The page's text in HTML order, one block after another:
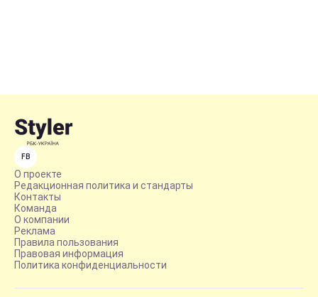
FB
О проекте
Редакционная политика и стандарты
Контакты
Команда
О компании
Реклама
Правила пользования
Правовая информация
Политика конфиденциальности